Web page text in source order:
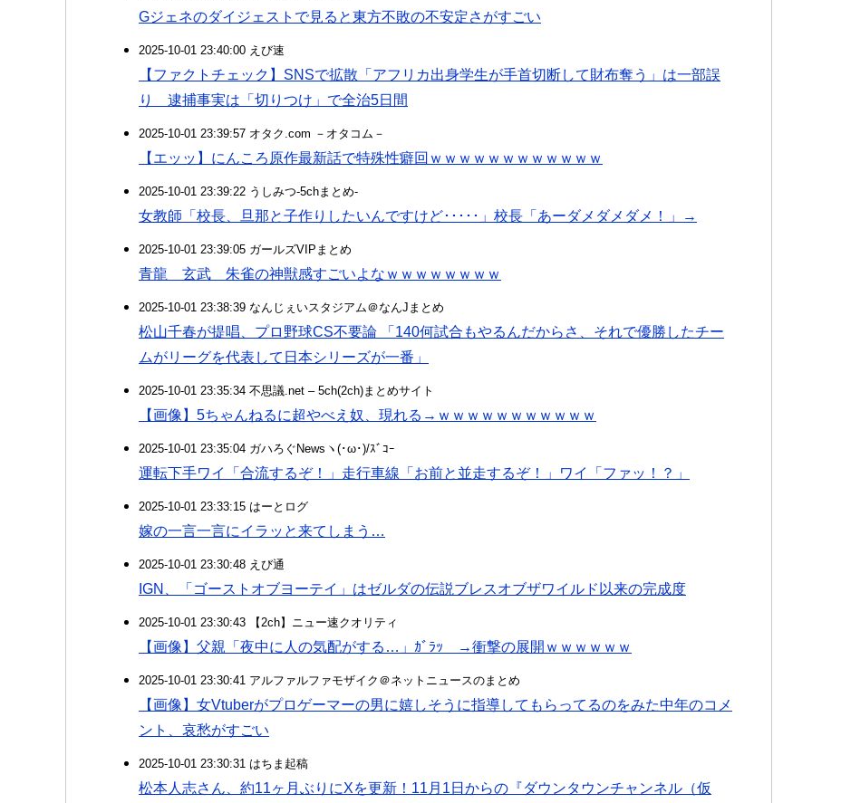
Gジェネのダイジェストで見ると東方不敗の不安定さがすごい
2025-10-01 23:40:00 えび速
【ファクトチェック】SNSで拡散「アフリカ出身学生が手首切断して財布奪う」は一部誤
り 逮捕事実は「切りつけ」で全治5日間
2025-10-01 23:39:57 オタク.com －オタコム－
【エッッ】にんころ原作最新話で特殊性癖回ｗｗｗｗｗｗｗｗｗｗｗｗ
2025-10-01 23:39:22 うしみつ-5chまとめ-
女教師「校長、旦那と子作りしたいんですけど･････」校長「あーダメダメダメ！」→
2025-10-01 23:39:05 ガールズVIPまとめ
青龍 玄武 朱雀の神獣感すごいよなｗｗｗｗｗｗｗｗ
2025-10-01 23:38:39 なんじぇいスタジアム＠なんJまとめ
松山千春が提唱、プロ野球CS不要論 「140何試合もやるんだからさ、それで優勝したチー
ムがリーグを代表して日本シリーズが一番」
2025-10-01 23:35:34 不思議.net – 5ch(2ch)まとめサイト
【画像】5ちゃんねるに超やべえ奴、現れる→ｗｗｗｗｗｗｗｗｗｗｗ
2025-10-01 23:35:04 ガハろぐNewsヽ(･ω･)/ｽﾞｺｰ
運転下手ワイ「合流するぞ！」走行車線「お前と並走するぞ！」ワイ「ファッ！？」
2025-10-01 23:33:15 はーとログ
嫁の一言一言にイラッと来てしまう…
2025-10-01 23:30:48 えび通
IGN、「ゴーストオブヨーテイ」はゼルダの伝説ブレスオブザワイルド以来の完成度
2025-10-01 23:30:43 【2ch】ニュー速クオリティ
【画像】父親「夜中に人の気配がする…」ｶﾞﾗｯ →衝撃の展開ｗｗｗｗｗｗ
2025-10-01 23:30:41 アルファルファモザイク＠ネットニュースのまとめ
【画像】女Vtuberがプロゲーマーの男に嬉しそうに指導してもらってるのをみた中年のコメ
ント、哀愁がすごい
2025-10-01 23:30:31 はちま起稿
松本人志さん、約11ヶ月ぶりにXを更新！11月1日からの『ダウンタウンチャンネル（仮